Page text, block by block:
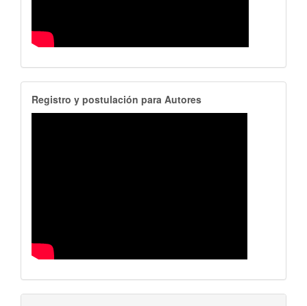
RegistroAutores
Registro y postulación para Autores